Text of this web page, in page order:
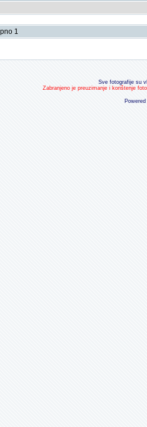
1
Sve fotografije su
Zabranjeno je preuzimanje i korištenje